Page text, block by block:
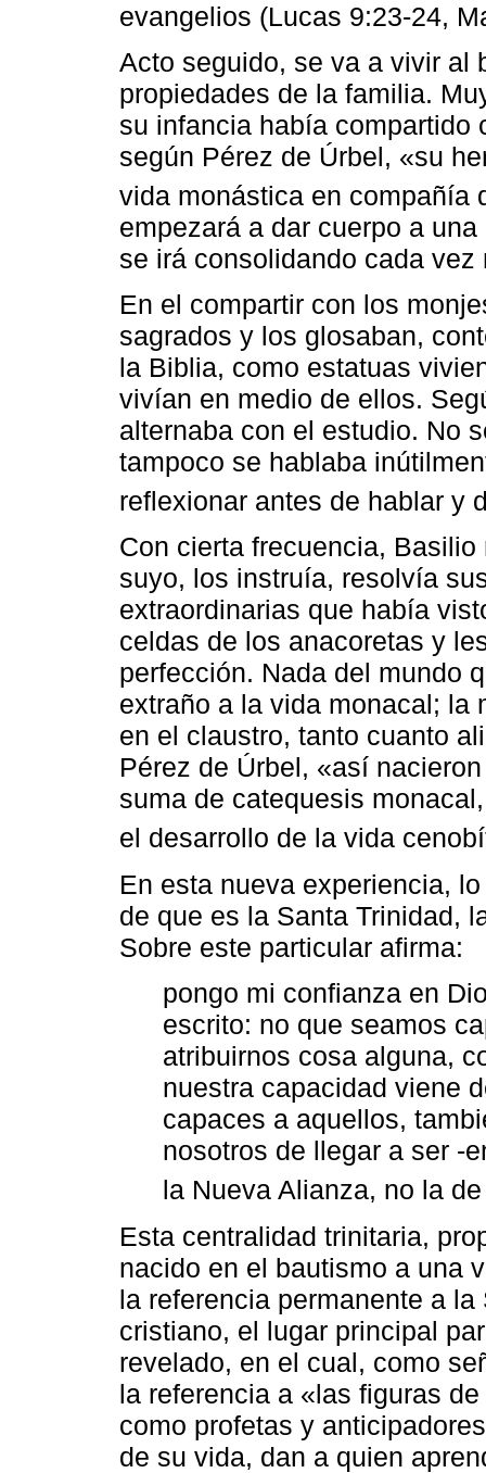
evangelios (Lucas 9:23-24,
Acto seguido, se va a vivir al
propiedades de la familia.
su infancia había compartido
según Pérez de Úrbel, «su
vida monástica en compañía
empezará a dar cuerpo a
se irá consolidando cada vez
En el compartir con los
sagrados y los glosaban,
la Biblia, como estatuas
vivían en medio de ellos.
alternaba con el estudio. No
tampoco se hablaba
reflexionar antes de hablar y
Con cierta frecuencia,
suyo, los instruía, resolvía
extraordinarias que había
celdas de los anacoretas y
perfección. Nada del mundo
extraño a la vida monacal; la
en el claustro, tanto cuanto
Pérez de Úrbel, «así
suma de catequesis
el desarrollo de la vida
En esta nueva experiencia,
de que es la Santa Trinidad,
Sobre este particular afirma:
pongo mi confianza en
escrito: no que seamos
atribuirnos cosa alguna,
nuestra capacidad viene
capaces a aquellos,
nosotros de llegar a ser -
la Nueva Alianza, no la
Esta centralidad trinitaria,
nacido en el bautismo a una
la referencia permanente a
cristiano, el lugar principal
revelado, en el cual, como
la referencia a «las figuras
como profetas y
de su vida, dan a quien